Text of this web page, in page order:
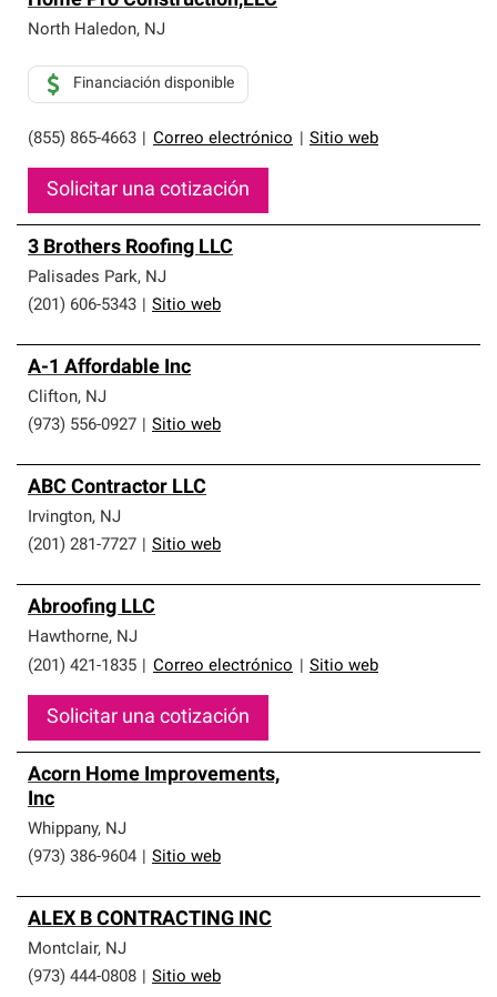
North Haledon, NJ
(855) 865-4663 Correo electrónico Sitio web
Financiación disponible
Solicitar una cotización
3 Brothers Roofing LLC
Palisades Park, NJ
(201) 606-5343
Sitio web
A-1 Affordable Inc
Clifton, NJ
(973) 556-0927
Sitio web
ABC Contractor LLC
Irvington, NJ
(201) 281-7727
Sitio web
Abroofing LLC
Hawthorne, NJ
(201) 421-1835
Correo electrónico Sitio web
Solicitar una cotización
Acorn Home Improvements,
Inc
Whippany, NJ
(973) 386-9604
Sitio web
ALEX B CONTRACTING INC
Montclair, NJ
(973) 444-0808
Sitio web